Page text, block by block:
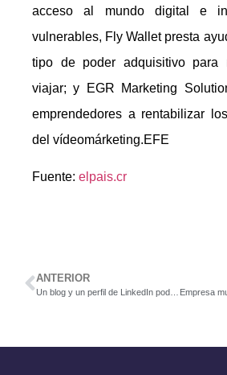
acceso al mundo digital e
vulnerables, Fly Wallet presta
tipo de poder adquisitivo para
viajar; y EGR Marketing
emprendedores a rentabilizar
del vídeomárketing.EFE
Fuente: elpais.cr
ANTERIOR